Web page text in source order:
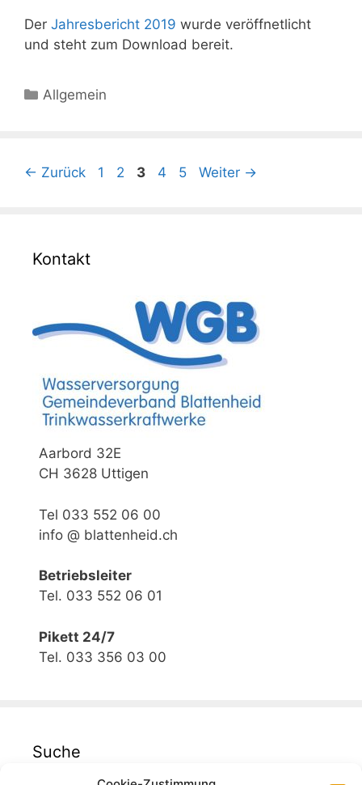
Der Jahresbericht 2019 wurde veröffnetlicht
und steht zum Download bereit.
Allgemein
← Zurück 1 2 3 4 5 Weiter →
Kontakt
Aarbord 32E
CH 3628 Uttigen
Tel 033 552 06 00
info @ blattenheid.ch
Betriebsleiter
Tel. 033 552 06 01
Pikett 24/7
Tel. 033 356 03 00
Suche